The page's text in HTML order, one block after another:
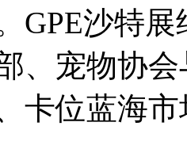
GPE沙特
、宠物协
卡位蓝海